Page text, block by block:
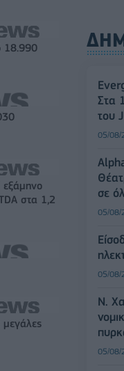
18.990
εξάμηνο
στα 1,2
Στα
του
05/08/
σε
05/08/
05/08/
Ν.
05/08/